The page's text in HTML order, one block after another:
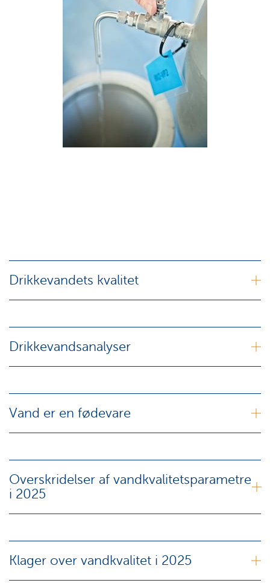
Drikkevandets kvalitet
Drikkevandsanalyser
Vand er en fødevare
Overskridelser af vandkvalitetsparametre
i 2025
Klager over vandkvalitet i 2025